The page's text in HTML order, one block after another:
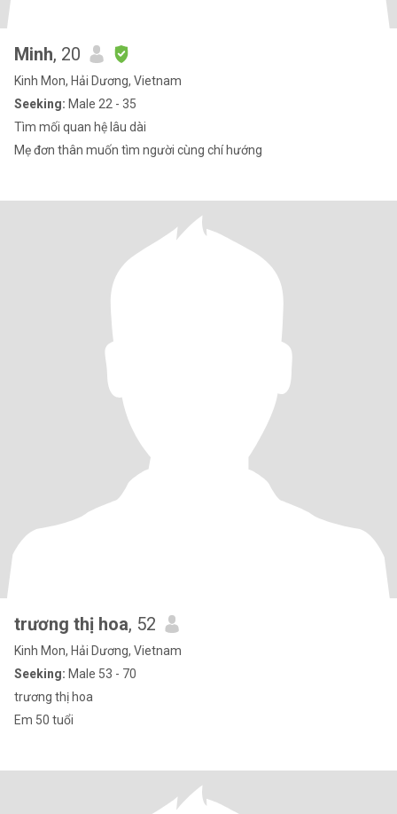
Minh, 20
Kinh Mon, Hải Dương, Vietnam
Seeking: Male 22 - 35
Tìm mối quan hệ lâu dài
Mẹ đơn thân muốn tìm người cùng chí hướng
trương thị hoa, 52
Kinh Mon, Hải Dương, Vietnam
Seeking: Male 53 - 70
trương thị hoa
Em 50 tuổi